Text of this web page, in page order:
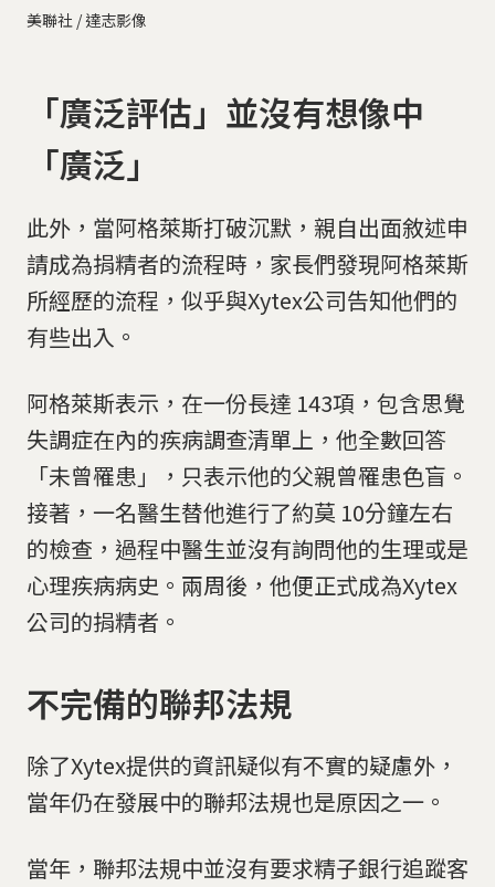
美聯社 / 達志影像
「廣泛評估」並沒有想像中
「廣泛」
此外，當阿格萊斯打破沉默，親自出面敘述申
請成為捐精者的流程時，家長們發現阿格萊斯
所經歷的流程，似乎與Xytex公司告知他們的
有些出入。
阿格萊斯表示，在一份長達 143項，包含思覺
失調症在內的疾病調查清單上，他全數回答
「未曾罹患」，只表示他的父親曾罹患色盲。
接著，一名醫生替他進行了約莫 10分鐘左右
的檢查，過程中醫生並沒有詢問他的生理或是
心理疾病病史。兩周後，他便正式成為Xytex
公司的捐精者。
不完備的聯邦法規
除了Xytex提供的資訊疑似有不實的疑慮外，
當年仍在發展中的聯邦法規也是原因之一。
當年，聯邦法規中並沒有要求精子銀行追蹤客